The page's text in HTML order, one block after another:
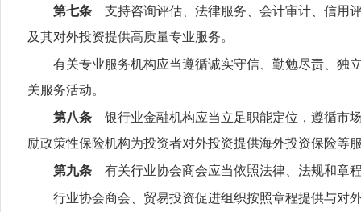
第七条 支持咨询评估、法律服务、会计审计、信用
及其对外投资提供高质量专业服务。
有关专业服务机构应当遵循诚实守信、勤勉尽责、独
关服务活动。
第八条 银行业金融机构应当立足职能定位，遵循市
励政策性保险机构为投资者对外投资提供海外投资保险等
第九条 有关行业协会商会应当依照法律、法规和章
行业协会商会、贸易投资促进组织按照章程提供与对